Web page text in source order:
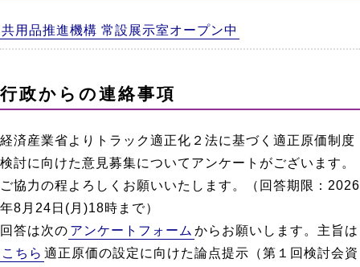
共用品推進機構 常設展示室オープン中
行政からの連絡事項
経済産業省よりトラック適正化２法に基づく適正原価制度
検討に向けた意見募集についてアンケートがございます。
ご協力の程よろしくお願いいたします。（回答期限：2026
年8月24日(月)18時まで）
回答は次の アンケートフォーム からお願いします。主旨は
こちら 適正原価の設定に向けた論点提示（第１回検討会資